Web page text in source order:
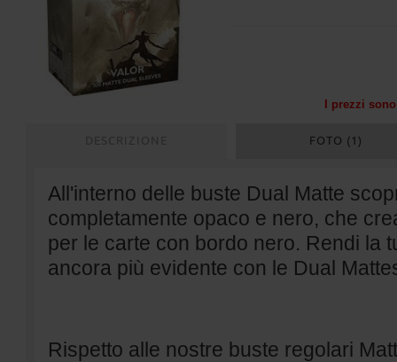
I prezzi
FOTO (1)
All'interno delle buste Dual Matte
completamente opaco e nero, che
per le carte con bordo nero. Rendi la
ancora più evidente con le Dual
Rispetto alle nostre buste regolari